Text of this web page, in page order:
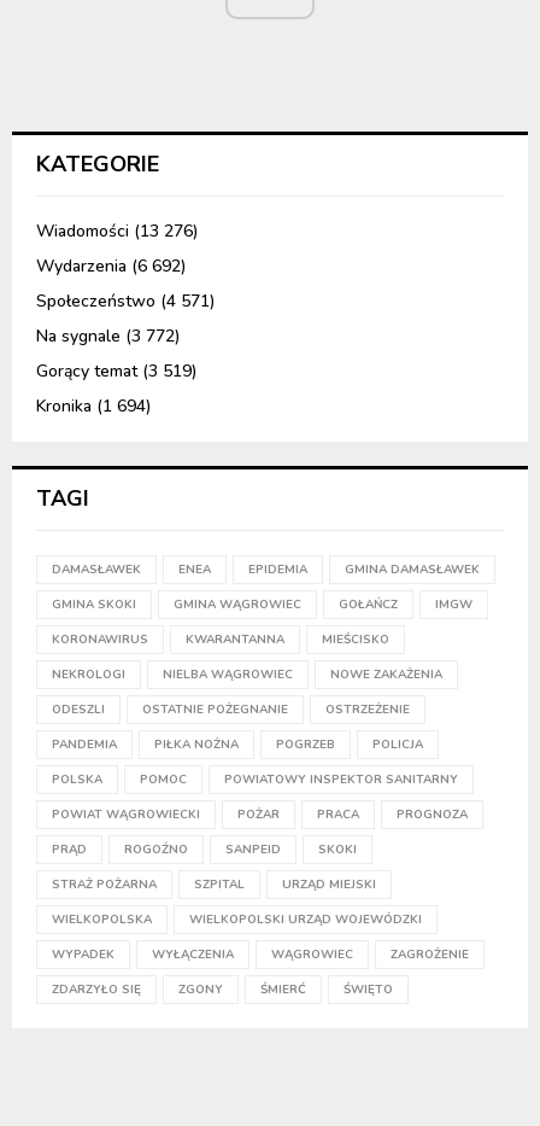
KATEGORIE
Wiadomości (13 276)
Wydarzenia (6 692)
Społeczeństwo (4 571)
Na sygnale (3 772)
Gorący temat(3 519)
Kronika (1 694)
TAGI
DAMASŁAWEK ENEA EPIDEMIA GMINA DAMASŁAWEK
GMINA SKOKI GMINA WĄGROWIEC GOŁAŃCZ IMGW
KORONAWIRUS KWARANTANNA MIEŚCISKO
NEKROLOGI NIELBA WĄGROWIEC NOWE ZAKAŻENIA
ODESZLI OSTATNIE POŻEGNANIE OSTRZEŻENIE
PANDEMIA PIŁKA NOŻNA POGRZEB POLICJA
POLSKA POMOC POWIATOWY INSPEKTOR SANITARNY
POWIAT WĄGROWIECKI POŻAR PRACA PROGNOZA
PRĄD ROGOŹNO SANPEID SKOKI
STRAŻ POŻARNA SZPITAL URZĄD MIEJSKI
WIELKOPOLSKA WIELKOPOLSKI URZĄD WOJEWÓDZKI
WYPADEK WYŁĄCZENIA WĄGROWIEC ZAGROŻENIE
ZDARZYŁO SIĘ ZGONY ŚMIERĆ ŚWIĘTO